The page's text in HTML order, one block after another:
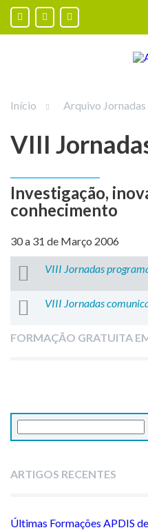
Início Arquivo Jornadas
VIII
Investigação,
conhecimento
30 a 31 de Março 2006
VIII Jornadas
VIII Jornadas
FORMAÇÃO GRATUITA
Pesquisar
por:
ARTIGOS RECENTES
Últimas Formações APDIS